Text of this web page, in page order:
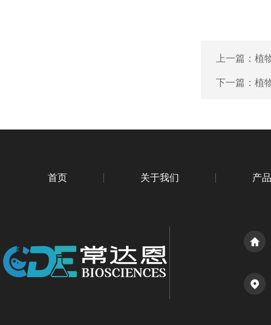
上一篇： 植
下一篇： 植
首页 关于我们 产